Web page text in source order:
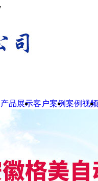
产品展示客户案例案例视频